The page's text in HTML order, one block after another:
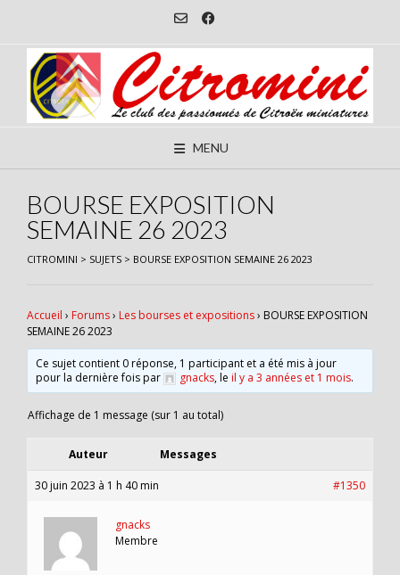
content
MENU
BOURSE EXPOSITION
SEMAINE 26 2023
CITROMINI > SUJETS > BOURSE EXPOSITION SEMAINE 26 2023
Accueil › Forums› Les bourses et expositions› BOURSE EXPOSITION
SEMAINE 26 2023
Ce sujet contient 0 réponse, 1 participant et a été mis à jour
pour la dernière fois par
gnacks, leil y a 3 années et 1 mois.
Affichage de 1 message (sur 1 au total)
Auteur Messages
30 juin 2023 à 1 h 40 min #1350
gnacks
Membre